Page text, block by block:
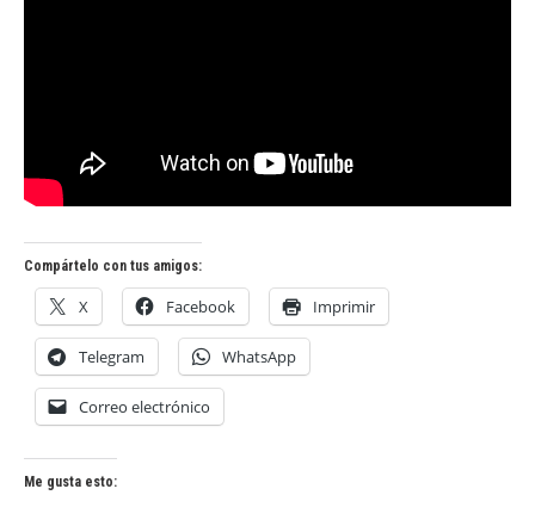
Compártelo con tus amigos:
X Facebook Imprimir
Telegram WhatsApp
Correo electrónico
Me gusta esto: